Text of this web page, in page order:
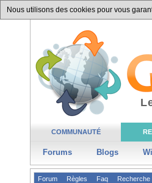
Nous utilisons des cookies pour vous
COMMUNAUTÉ
Forums Blogs
Forum Règles Faq Recherche